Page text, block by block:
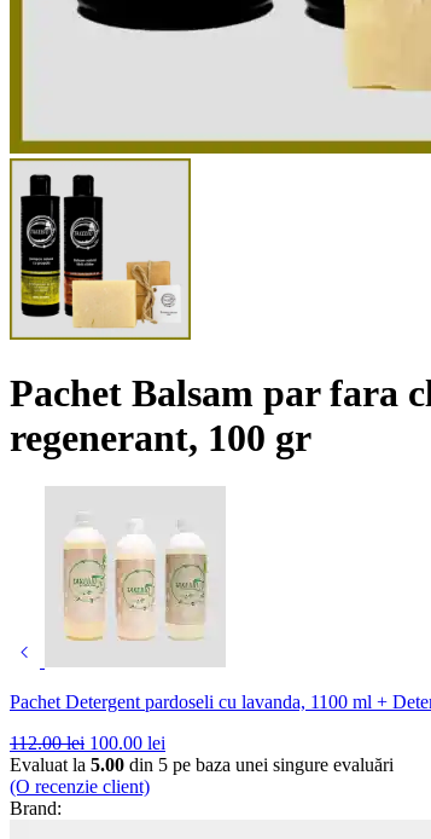
Pachet Balsam par fara
regenerant, 100 gr
Pachet Detergent pardoseli cu lavanda, 1100 ml +
112.00lei 100.00 lei
Evaluat la 5.00 din 5 pe baza unei singure evaluări
(O recenzie client)
Brand: